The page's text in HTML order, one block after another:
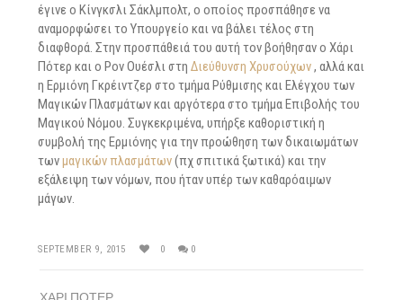
έγινε ο Κίνγκσλι Σάκλμπολτ, ο οποίος προσπάθησε να
αναμορφώσει το Υπουργείο και να βάλει τέλος στη
διαφθορά. Στην προσπάθειά του αυτή τον βοήθησαν ο Χάρι
Πότερ και ο Ρον Ουέσλι στη Διεύθυνση Χρυσούχων, αλλά και
η Ερμιόνη Γκρέιντζερ στο τμήμα Ρύθμισης και Ελέγχου των
Μαγικών Πλασμάτων και αργότερα στο τμήμα Επιβολής του
Μαγικού Νόμου. Συγκεκριμένα, υπήρξε καθοριστική η
συμβολή της Ερμιόνης για την προώθηση των δικαιωμάτων
τωνμαγικών πλασμάτων(πχ σπιτικά ξωτικά) και την
εξάλειψη των νόμων, που ήταν υπέρ των καθαρόαιμων
μάγων.
SEPTEMBER 9, 2015 0 0
ΧΑΡΙ ΠΟΤΕΡ